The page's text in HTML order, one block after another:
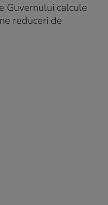
Guvernului calcule
reduceri de